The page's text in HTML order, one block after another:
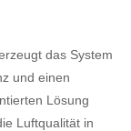
das System
und einen
Lösung
Luftqualität in